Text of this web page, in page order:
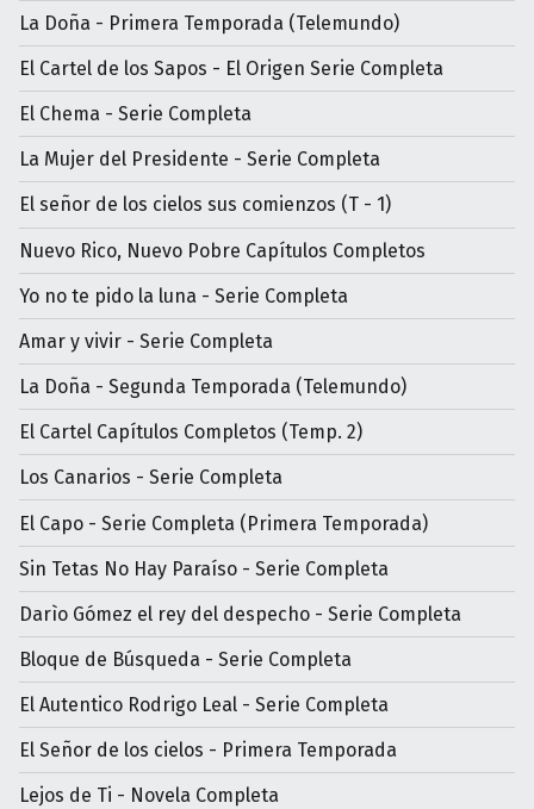
La Doña - Primera Temporada (Telemundo)
El Cartel de los Sapos - El Origen Serie Completa
El Chema - Serie Completa
La Mujer del Presidente - Serie Completa
El señor de los cielos sus comienzos (T - 1)
Nuevo Rico, Nuevo Pobre Capítulos Completos
Yo no te pido la luna - Serie Completa
Amar y vivir - Serie Completa
La Doña - Segunda Temporada (Telemundo)
El Cartel Capítulos Completos (Temp. 2)
Los Canarios - Serie Completa
El Capo - Serie Completa (Primera Temporada)
Sin Tetas No Hay Paraíso - Serie Completa
Darìo Gómez el rey del despecho - Serie Completa
Bloque de Búsqueda - Serie Completa
El Autentico Rodrigo Leal - Serie Completa
El Señor de los cielos - Primera Temporada
Lejos de Ti - Novela Completa